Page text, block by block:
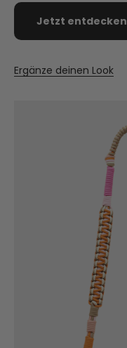
Jetzt entdecken
Ergänze deinen Look